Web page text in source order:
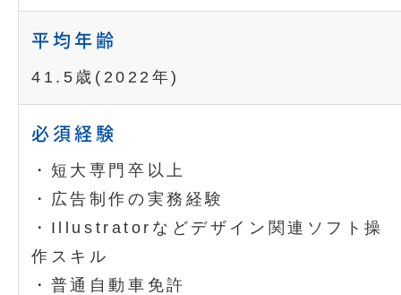
平均年齢
41.5歳(2022年)
必須経験
・短大専門卒以上
・広告制作の実務経験
・Illustratorなどデザイン関連ソフト操
作スキル
・普通自動車免許